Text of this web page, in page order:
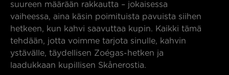
suureen määrään rakkautta – jokaisessa
vaiheessa, aina käsin poimituista pavuista siihen
hetkeen, kun kahvi saavuttaa kupin. Kaikki tämä
tehdään, jotta voimme tarjota sinulle, kahvin
ystävälle, täydellisen Zoégas-hetken ja
laadukkaan kupillisen Skånerostia.